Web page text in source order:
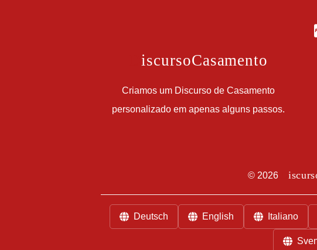
DiscursoCasamento
Criamos um Discurso de Casamento
personalizado em apenas alguns passos.
© 2026 D
Deutsch English Italiano